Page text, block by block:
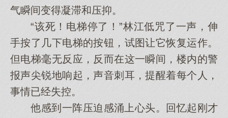
气瞬间变得凝滞和压抑。
“该死！电梯停了！”林江低咒了一声，伸
手按了几下电梯的按钮，试图让它恢复运作。
但电梯毫无反应，反而在这一瞬间，楼内的警
报声尖锐地响起，声音刺耳，提醒着每个人，
事情已经失控。
他感到一阵压迫感涌上心头。回忆起刚才